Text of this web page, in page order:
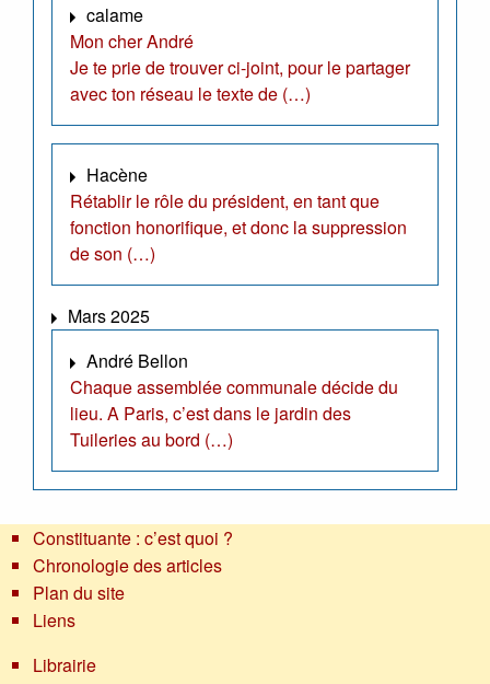
calame
Mon cher André
Je te prie de trouver ci-joint, pour le partager
avec ton réseau le texte de (…)
Hacène
Rétablir le rôle du président, en tant que
fonction honorifique, et donc la suppression
de son (…)
Mars 2025
André Bellon
Chaque assemblée communale décide du
lieu. A Paris, c’est dans le jardin des
Tuileries au bord (…)
Constituante : c’est quoi ?
Chronologie des articles
Plan du site
Liens
Librairie